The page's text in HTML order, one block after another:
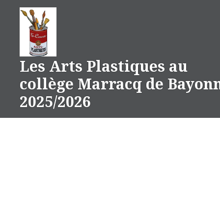
Les Arts Plastiques au
collège Marracq de
2025/2026